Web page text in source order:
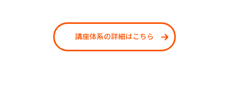
講座体系の詳細はこちら